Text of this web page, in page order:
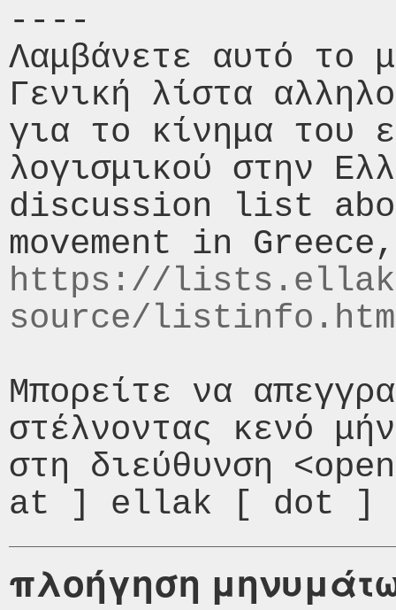
----
Λαμβάνετε αυτό το
Γενική λίστα
για το κίνημα του
λογισμικού στην
discussion list
https://
source/
Μπορείτε να
στέλνοντας κενό
στη διεύθυνση
πλοήγηση